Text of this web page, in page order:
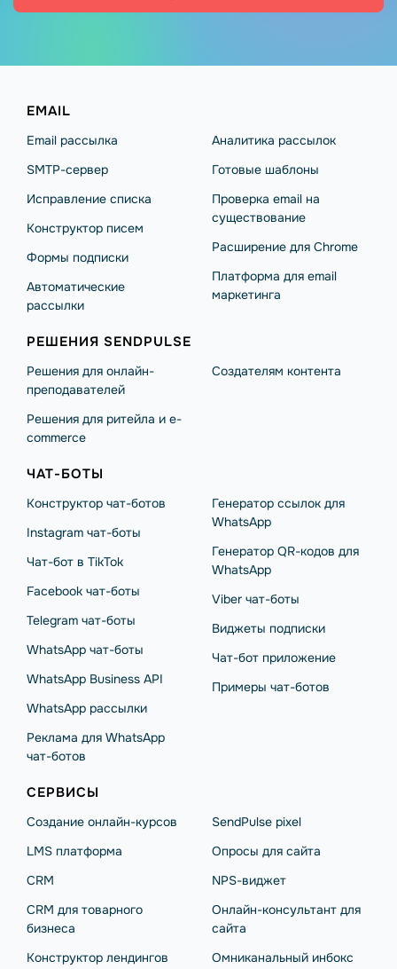
EMAIL
Email рассылка
SMTP-сервер
Исправление списка
Конструктор писем
Формы подписки
Автоматические
рассылки
Аналитика рассылок
Готовые шаблоны
Проверка email на
существование
Расширение для Chrome
Платформа для email
маркетинга
РЕШЕНИЯ SENDPULSE
Решения для онлайн-
преподавателей
Решения для ритейла и e-
commerce
Создателям контента
ЧАТ-БОТЫ
Конструктор чат-ботов
Instagram чат-боты
Чат-бот в TikTok
Facebook чат-боты
Telegram чат-боты
WhatsApp чат-боты
WhatsApp Business API
WhatsApp рассылки
Реклама для WhatsApp
чат-ботов
Генератор ссылок для
WhatsApp
Генератор QR-кодов для
WhatsApp
Viber чат-боты
Виджеты подписки
Чат-бот приложение
Примеры чат-ботов
СЕРВИСЫ
Создание онлайн-курсов
LMS платформа
CRM
CRM для товарного
бизнеса
Конструктор лендингов
SendPulse pixel
Опросы для сайта
NPS-виджет
Онлайн-консультант для
сайта
Омниканальный инбокс